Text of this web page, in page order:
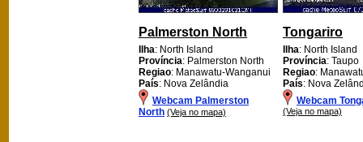
Palmerston North
Ilha: North Island
Província: Palmerston North
Regiao: Manawatu-Wanganui
País: Nova Zelândia
Webcam Palmerston
North (Veja no mapa)
Tongariro
Ilha: North Island
Província: Taupo
Regiao:
País: Nova
Webcam
(Veja no mapa)